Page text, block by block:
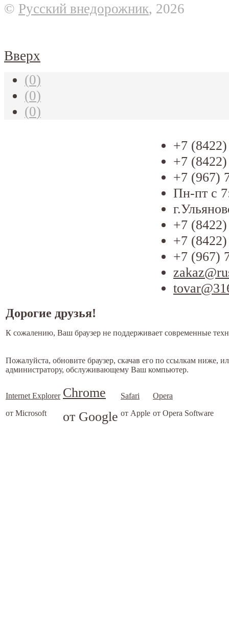
© Русский внедорожник, 2026
Вверх
(0)
(0)
(0)
+7
+7
+7 (967)
Пн-пт с
+7
+7
+7 (967)
Дорогие друзья!
К сожалению, Ваш браузер не поддерживает современные
Пожалуйста, обновите браузер, скачав его по ссылкам ниже,
администратору, обслуживающему Ваш компьютер.
Internet Explorer
от Microsoft
Chrome
от Google
Safari
от Apple
Opera
от Opera Software